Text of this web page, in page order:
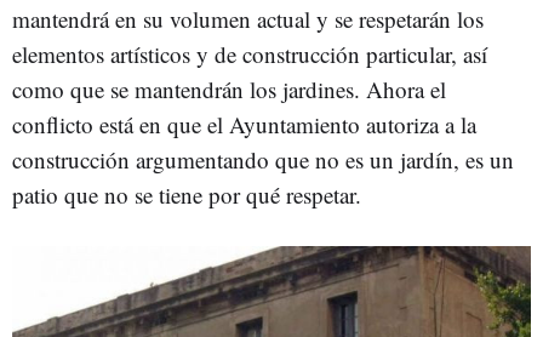
mantendrá en su volumen actual y se respetarán los
elementos artísticos y de construcción particular, así
como que se mantendrán los jardines. Ahora el
conflicto está en que el Ayuntamiento autoriza a la
construcción argumentando que no es un jardín, es un
patio que no se tiene por qué respetar.